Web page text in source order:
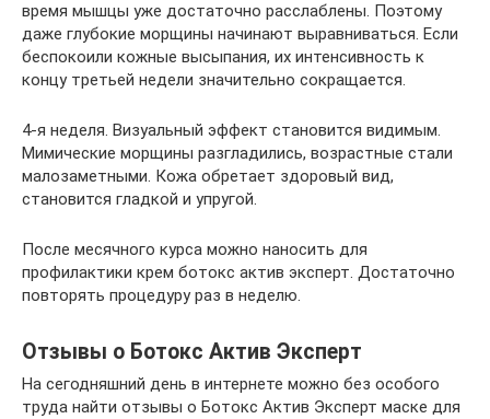
время мышцы уже достаточно расслаблены. Поэтому
даже глубокие морщины начинают выравниваться. Если
беспокоили кожные высыпания, их интенсивность к
концу третьей недели значительно сокращается.
4-я неделя. Визуальный эффект становится видимым.
Мимические морщины разгладились, возрастные стали
малозаметными. Кожа обретает здоровый вид,
становится гладкой и упругой.
После месячного курса можно наносить для
профилактики крем ботокс актив эксперт. Достаточно
повторять процедуру раз в неделю.
Отзывы о Ботокс Актив Эксперт
На сегодняшний день в интернете можно без особого
труда найти отзывы о Ботокс Актив Эксперт маске для